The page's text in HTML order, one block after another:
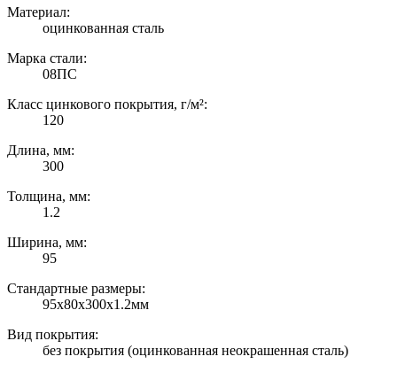
Материал:
оцинкованная сталь
Марка стали:
08ПС
Класс цинкового покрытия, г/м²:
120
Длина, мм:
300
Толщина, мм:
1.2
Ширина, мм:
95
Стандартные размеры:
95х80х300х1.2мм
Вид покрытия:
без покрытия (оцинкованная неокрашенная сталь)